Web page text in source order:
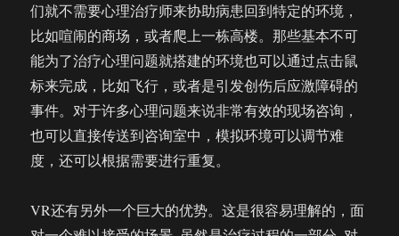
们就不需要心理治疗师来协助病患回到特定的环境，
比如喧闹的商场，或者爬上一栋高楼。那些基本不可
能为了治疗心理问题就搭建的环境也可以通过点击鼠
标来完成，比如飞行，或者是引发创伤后应激障碍的
事件。对于许多心理问题来说非常有效的现场咨询，
也可以直接传送到咨询室中，模拟环境可以调节难
度，还可以根据需要进行重复。
VR还有另外一个巨大的优势。这是很容易理解的，面